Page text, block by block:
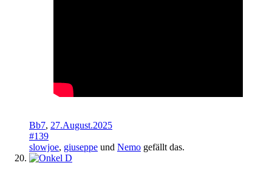
Bb7, 27.August.2025
#139
slowjoe, giuseppe und Nemo gefällt das.